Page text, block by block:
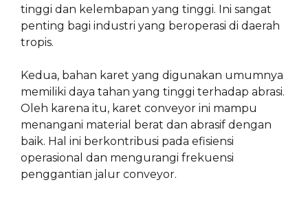
tinggi dan kelembapan yang tinggi. Ini sangat
penting bagi industri yang beroperasi di daerah
tropis.
Kedua, bahan karet yang digunakan umumnya
memiliki daya tahan yang tinggi terhadap abrasi.
Oleh karena itu, karet conveyor ini mampu
menangani material berat dan abrasif dengan
baik. Hal ini berkontribusi pada efisiensi
operasional dan mengurangi frekuensi
penggantian jalur conveyor.